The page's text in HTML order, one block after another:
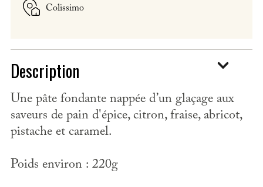
Colissimo
Description
Une pâte fondante nappée d’un glaçage aux
saveurs de pain d'épice, citron, fraise, abricot,
pistache et caramel.
Poids environ : 220g